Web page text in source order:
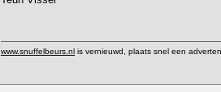
www.snuffelbeurs.nl is vernieuwd, plaats snel een